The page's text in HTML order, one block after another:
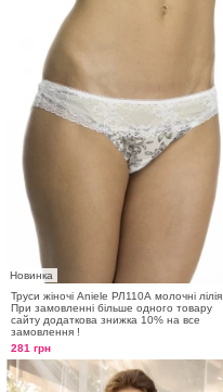
Новинка
Труси жіночі Aniele РЛ110А молочні лілія.
При замовленні більше одного товару
сайту додаткова знижка 10% на все
замовлення !
281 грн